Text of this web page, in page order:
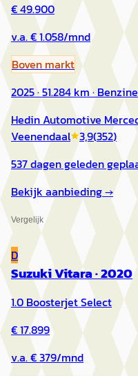
€ 49.900
v.a. € 1.058/mnd
Boven markt
2025 · 51.284 km ·
Hedin Automotive
Veenendaal 3,9(352)
537 dagen geleden
Bekijk aanbieding →
Vergelijk
D
Suzuki Vitara·2020
1.0 Boosterjet Select
€ 17.899
v.a. € 379/mnd